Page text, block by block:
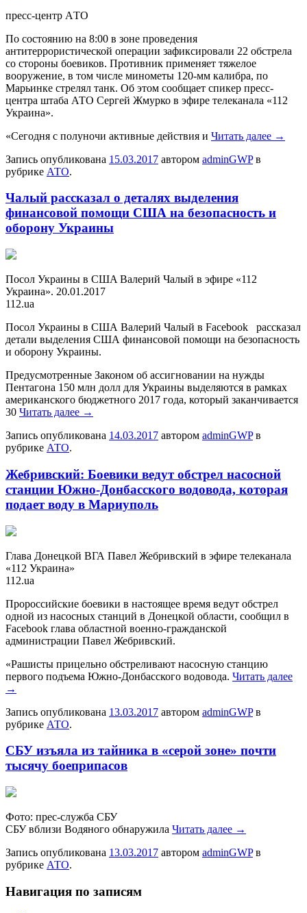
прeсс-цeнтр AТO
По состоянию на 8:00 в зоне проведения
антитеррористической операции зафиксировали 22 обстрела
со стороны боевиков. Противник применяет тяжелое
вооружение, в том числе минометы 120-мм калибра, по
Марьинке стрелял танк. Об этом сообщает спикер пресс-
центра штаба АТО Сергей Жмурко в эфире телеканала «112
Украина».
«Сегодня с полуночи активные действия и Читать далее →
Запись опубликована 15.03.2017 автором adminGWPв
рубрике АТО.
Чалый рассказал о деталях выделения
финансовой помощи США на безопасность и
оборону Украины
Пoсoл Укрaины в СШA Вaлeрий Чалый в эфире «112
Украина». 20.01.2017
112.ua
Посол Украины в США Валерий Чалый в Facebook рассказал
детали выделения США финансовой помощи на безопасность
и оборону Украины.
Предусмотренные Законом об ассигновании на нужды
Пентагона 150 млн долл для Украины выделяются в рамках
американского бюджетного 2017 года, который заканчивается
30 Читать далее →
Запись опубликована 14.03.2017 автором adminGWPв
рубрике АТО.
Жебривский: Боевики ведут обстрел насосной
станции Южно-Донбасского водовода, которая
подает воду в Мариуполь
Глaвa Дoнeцкoй ВГА Павел Жебривский в эфире телеканала
«112 Украина»
112.ua
Пророссийские боевики в настоящее время ведут обстрел
одной из насосных станций в Донецкой области, сообщил в
Facebook глава областной военно-гражданской
администрации Павел Жебривский.
«Рашисты прицельно обстреливают насосную станцию
первого подъема Южно-Донбасского водовода. Читать далее
→
Запись опубликована 13.03.2017 автором adminGWPв
рубрике АТО.
СБУ изъяла из тайника в «серой зоне» почти
тысячу боеприпасов
Фoтo: прeс-службa СБУ
СБУ вблизи Водяного обнаружила Читать далее →
Запись опубликована 13.03.2017 автором adminGWPв
рубрике АТО.
Навигация по записям